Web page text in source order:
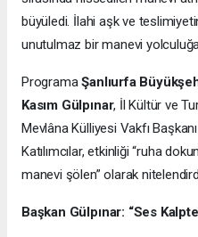
büyüledi. İlahi aşk ve
unutulmaz bir manevi
ProgramaŞanlıurfa
Kasım Gülpınar, İl Kültür ve
Mevlâna Külliyesi Vakfı
Katılımcılar, etkinliği “ruha
manevi şölen” olarak
Başkan Gülpınar: “Ses